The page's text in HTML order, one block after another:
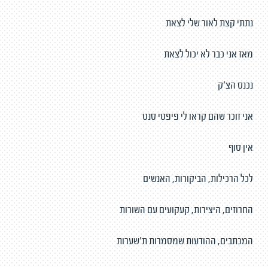
נתתי קצת לאור שלי לצאת
מאז אני כבר לא יכול לצאת
נכנס הצ'ק
אני זוכר שהם קראו לי פיפטי סנט
אין סוף
לכל הרכילות, הביקורות, האנשים
החרוזים, היצירות, קעקועים עם השורות
המכתבים, ההודעות שמסמרות ת'שערות